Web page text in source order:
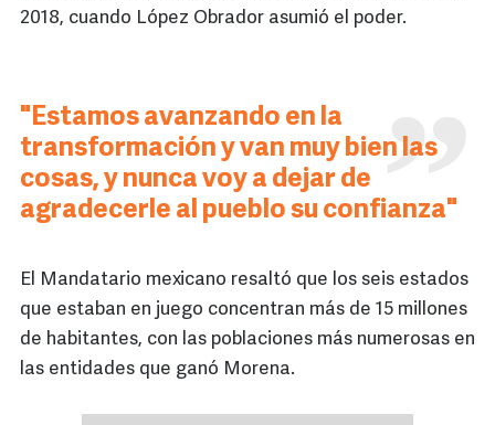
2018, cuando López Obrador asumió el poder.
"Estamos avanzando en la
transformación y van muy bien las
cosas, y nunca voy a dejar de
agradecerle al pueblo su confianza"
El Mandatario mexicano resaltó que los seis estados
que estaban en juego concentran más de 15 millones
de habitantes, con las poblaciones más numerosas en
las entidades que ganó Morena.